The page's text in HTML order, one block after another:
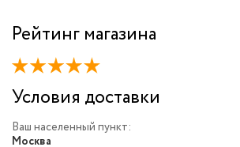
Рейтинг магазина
Условия доставки
Ваш населенный пункт:
Москва